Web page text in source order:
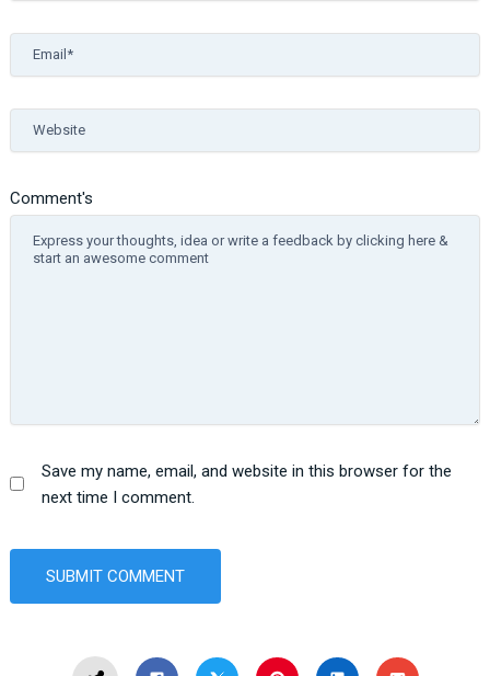
Comment's
Email*
Website
Save my name, email, and website in this browser for the
next time I comment.